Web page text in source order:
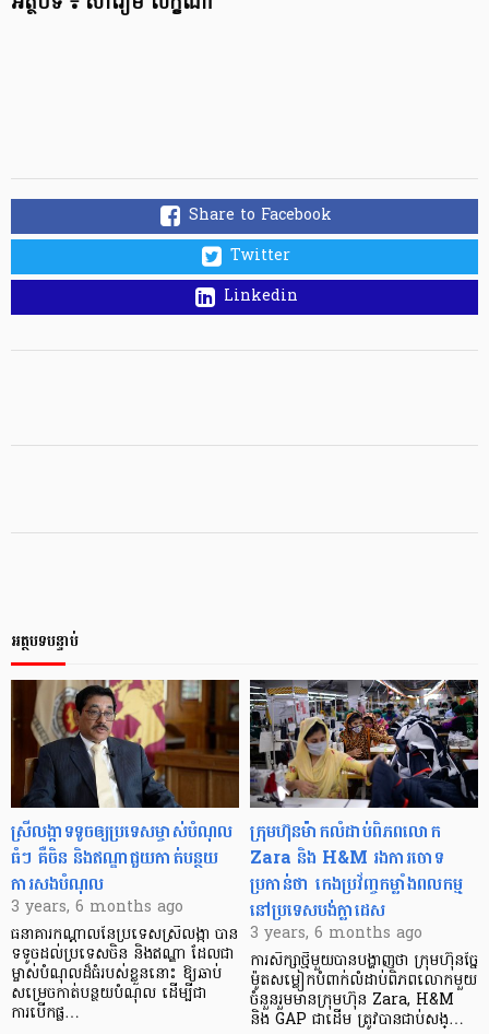
Share to Facebook
Twitter
Linkedin
អត្ថបទបន្ទាប់
ស្រីលង្កាទទូចឲ្យប្រទេសម្ចាស់បំណុល
ធំៗ គឺចិន និងឥណ្ឌាជួយកាត់បន្ថយ
ការសងបំណុល
3 years, 6 months ago
ធនាគារកណ្តាលនៃប្រទេសស្រីលង្កា បាន
ទទូចដល់ប្រទេសចិន និងឥណ្ឌា ដែលជា
ម្ចាស់បំណុលដ៏ធំរបស់ខ្លួននោះ ឱ្យឆាប់
សម្រេចកាត់បន្ថយបំណុល ដើម្បីជា
ការបើកផ្ល…
ក្រុមហ៊ុនម៉ាកលំដាប់ពិភពលោក
Zara និង H&M រងការចោទ
ប្រកាន់ថា កេងប្រវ័ញ្ចកម្លាំងពលកម្ម
នៅប្រទេសបង់ក្លាដេស
3 years, 6 months ago
ការសិក្សាថ្មីមួយបានបង្ហាញថា ក្រុមហ៊ុនច្នៃ
ម៉ូតសម្លៀកបំពាក់លំដាប់ពិភពលោកមួយ
ចំនួនរួមមានក្រុមហ៊ុន Zara, H&M
និង GAP ជាដើម ត្រូវបានជាប់សង្…